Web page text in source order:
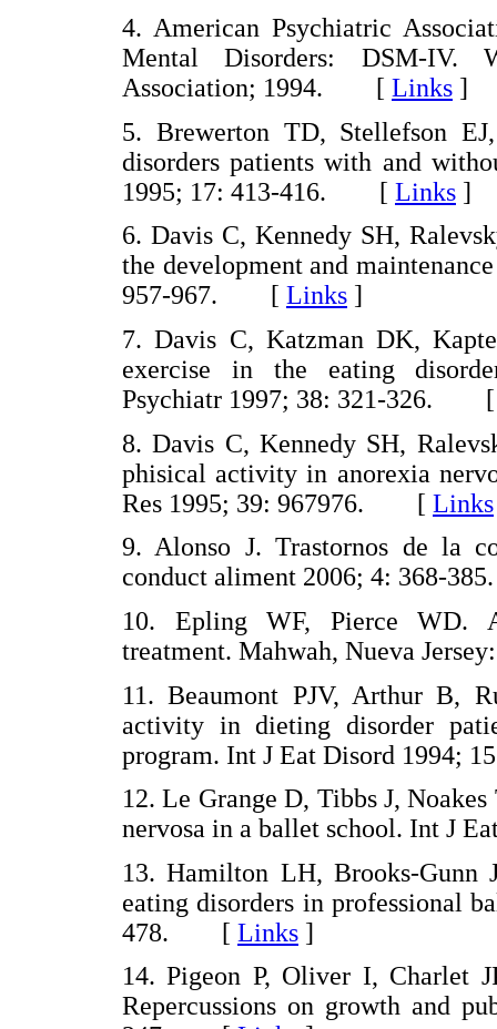
4. American Psychiatric
Mental Disorders: DSM-IV.
Association; 1994. [ Links ]
5. Brewerton TD, Stellefson
disorders patients with and
1995; 17: 413-416. [ Links ]
6. Davis C, Kennedy SH,
the development and
957-967. [ Links ]
7. Davis C, Katzman DK,
exercise in the eating
Psychiatr 1997; 38: 321-326.
8. Davis C, Kennedy SH,
phisical activity in anorexia
Res 1995; 39: 967976. [ Links
9. Alonso J. Trastornos de la
conduct aliment 2006; 4:
10. Epling WF, Pierce WD.
treatment. Mahwah, Nueva
11. Beaumont PJV, Arthur B,
activity in dieting disorder
program. Int J Eat Disord
12. Le Grange D, Tibbs J,
nervosa in a ballet school. Int
13. Hamilton LH, Brooks-Gunn
eating disorders in professional
478. [ Links ]
14. Pigeon P, Oliver I, Charlet
Repercussions on growth and